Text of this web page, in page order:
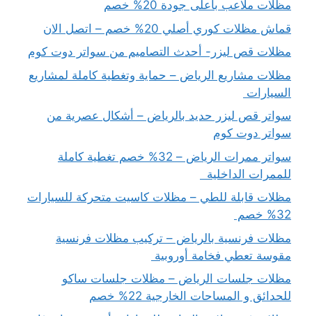
مظلات ملاعب بأعلى جودة 20% خصم
قماش مظلات كوري أصلي 20% خصم – اتصل الان
مظلات قص ليزر- أحدث التصاميم من سواتر دوت كوم
مظلات مشاريع الرياض – حماية وتغطية كاملة لمشاريع
السيارات
سواتر قص ليزر حديد بالرياض – أشكال عصرية من
سواتر دوت كوم
سواتر ممرات الرياض – 32% خصم تغطية كاملة
للممرات الداخلية
مظلات قابلة للطي – مظلات كاسيت متحركة للسيارات
32% خصم
مظلات فرنسية بالرياض – تركيب مظلات فرنسية
مقوسة تعطي فخامة أوروبية
مظلات جلسات الرياض – مظلات جلسات ساكو
للحدائق و المساحات الخارجية 22% خصم